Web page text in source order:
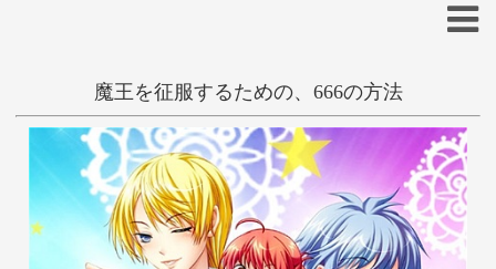
あ い う え お
き く け こ
魔王を征服するための、666の方法
一般 和姦
性転換 ファンタジー